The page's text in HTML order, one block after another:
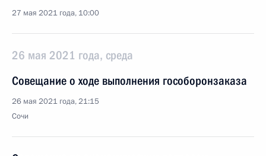
27 мая 2021 года, 10:00
26 мая 2021 года, среда
Совещание о ходе выполнения гособоронзаказа
26 мая 2021 года, 21:15
Сочи